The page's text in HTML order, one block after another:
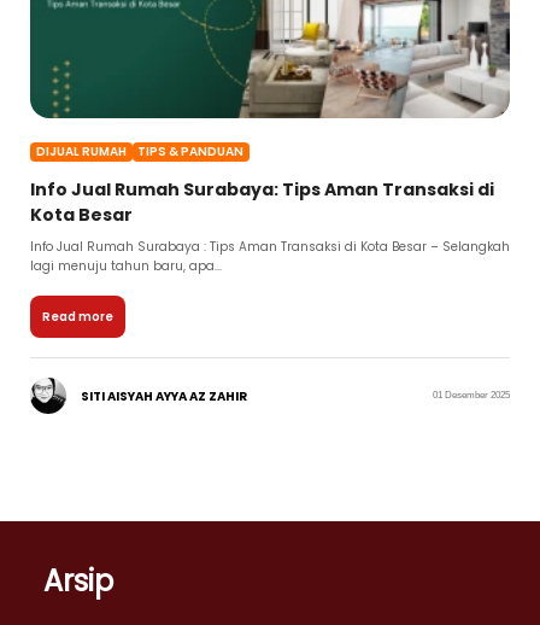
DIJUAL RUMAH TIPS & PANDUAN
Info Jual Rumah Surabaya: Tips Aman Transaksi di
Kota Besar
Info Jual Rumah Surabaya : Tips Aman Transaksi di Kota Besar – Selangkah
lagi menuju tahun baru, apa...
Read more
SITI AISYAH AYYA AZ ZAHIR 01 Desember 2025
Arsip